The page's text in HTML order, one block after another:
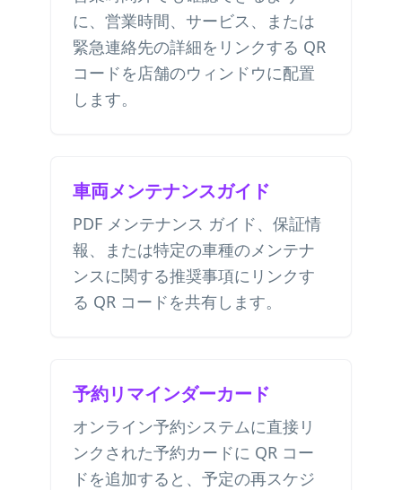
に、営業時間、サービス、または
緊急連絡先の詳細をリンクする QR
コードを店舗のウィンドウに配置
します。
車両メンテナンスガイド
PDF メンテナンス ガイド、保証情
報、または特定の車種のメンテナ
ンスに関する推奨事項にリンクす
る QR コードを共有します。
予約リマインダーカード
オンライン予約システムに直接リ
ンクされた予約カードに QR コー
ドを追加すると、予定の再スケジ